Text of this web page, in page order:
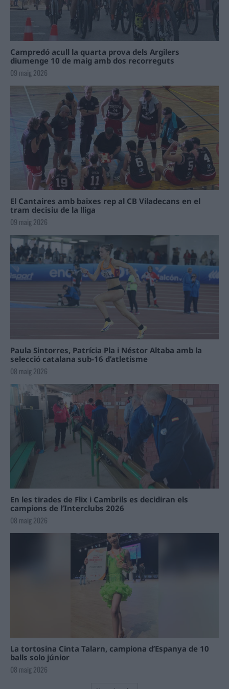
Campredó acull la quarta prova dels Argilers
diumenge 10 de maig amb dos recorreguts
09 maig 2026
El Cantaires amb baixes rep al CB Viladecans en el
tram decisiu de la lliga
09 maig 2026
Paula Sintorres, Patrícia Pla i Néstor Altaba amb la
selecció catalana sub-16 d’atletisme
08 maig 2026
En les tirades de Flix i Cambrils es decidiran els
campions de l’Interclubs 2026
08 maig 2026
La tortosina Cinta Talarn, campiona d’Espanya de 10
balls solo júnior
08 maig 2026